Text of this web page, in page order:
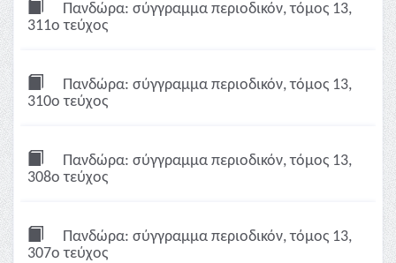
Πανδώρα: σύγγραμμα περιοδικόν, τόμος 13,
311ο τεύχος
Πανδώρα: σύγγραμμα περιοδικόν, τόμος 13,
310ο τεύχος
Πανδώρα: σύγγραμμα περιοδικόν, τόμος 13,
308ο τεύχος
Πανδώρα: σύγγραμμα περιοδικόν, τόμος 13,
307ο τεύχος